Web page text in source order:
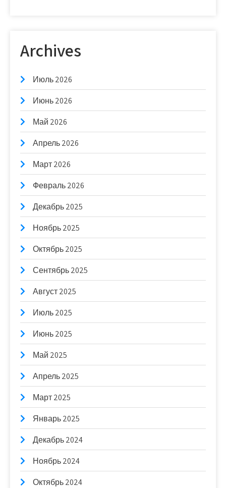
Archives
Июль 2026
Июнь 2026
Май 2026
Апрель 2026
Март 2026
Февраль 2026
Декабрь 2025
Ноябрь 2025
Октябрь 2025
Сентябрь 2025
Август 2025
Июль 2025
Июнь 2025
Май 2025
Апрель 2025
Март 2025
Январь 2025
Декабрь 2024
Ноябрь 2024
Октябрь 2024